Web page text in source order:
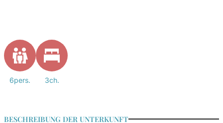
6pers. 3ch.
BESCHREIBUNG DER UNTERKUNFT